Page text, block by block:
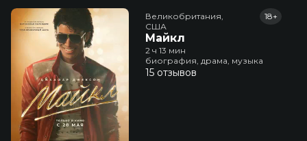
Великобритания,
США
Майкл
18+
2 ч 13 мин
биография, драма, музыка
15 отзывов